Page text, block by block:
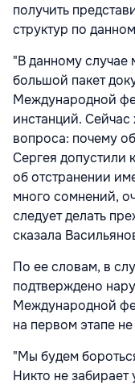
получить
структур по
"В данному случае
большой пакет
Международной
инстанций. Сейчас
вопроса: почему
Сергея допустили
об отстранении
много сомнений,
следует делать
сказала
По ее словам, в
подтверждено
Международной
на первом этапе не
"Мы будем
Никто не